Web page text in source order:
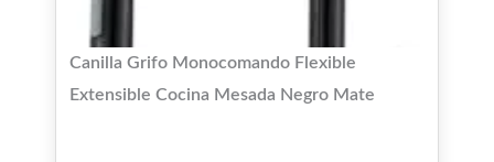
Canilla Grifo Monocomando Flexible
Extensible Cocina Mesada Negro Mate